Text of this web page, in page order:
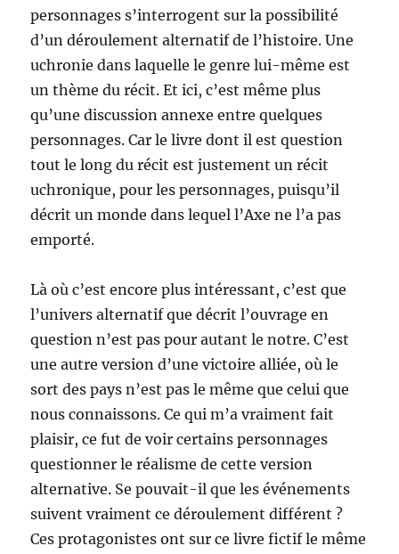
personnages s’interrogent sur la possibilité
d’un déroulement alternatif de l’histoire. Une
uchronie dans laquelle le genre lui-même est
un thème du récit. Et ici, c’est même plus
qu’une discussion annexe entre quelques
personnages. Car le livre dont il est question
tout le long du récit est justement un récit
uchronique, pour les personnages, puisqu’il
décrit un monde dans lequel l’Axe ne l’a pas
emporté.
Là où c’est encore plus intéressant, c’est que
l’univers alternatif que décrit l’ouvrage en
question n’est pas pour autant le notre. C’est
une autre version d’une victoire alliée, où le
sort des pays n’est pas le même que celui que
nous connaissons. Ce qui m’a vraiment fait
plaisir, ce fut de voir certains personnages
questionner le réalisme de cette version
alternative. Se pouvait-il que les événements
suivent vraiment ce déroulement différent ?
Ces protagonistes ont sur ce livre fictif le même